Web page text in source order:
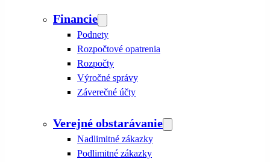
Financie
Podnety
Rozpočtové opatrenia
Rozpočty
Výročné správy
Záverečné účty
Verejné obstarávanie
Nadlimitné zákazky
Podlimitné zákazky